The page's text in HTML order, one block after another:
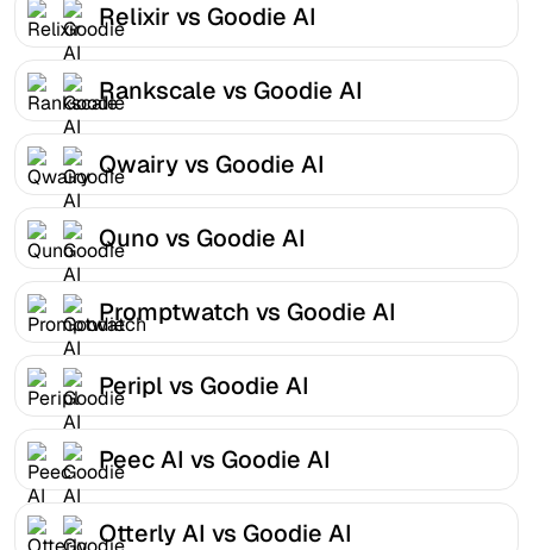
Relixir vs Goodie AI
Rankscale vs Goodie AI
Qwairy vs Goodie AI
Quno vs Goodie AI
Promptwatch vs Goodie AI
Peripl vs Goodie AI
Peec AI vs Goodie AI
Otterly AI vs Goodie AI